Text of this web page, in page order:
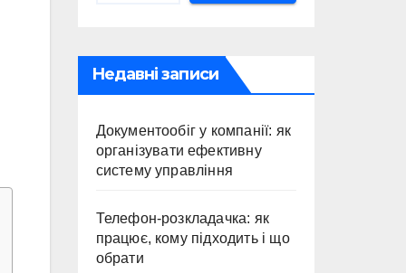
Недавні записи
Документообіг у компанії: як
організувати ефективну
систему управління
Телефон-розкладачка: як
працює, кому підходить і що
обрати